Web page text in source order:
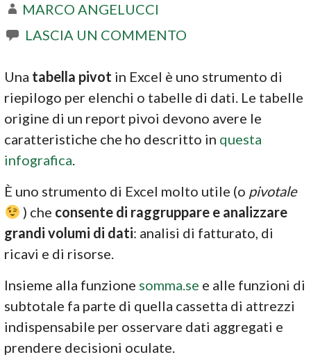
MARCO ANGELUCCI
LASCIA UN COMMENTO
Una tabella pivot in Excel è uno strumento di
riepilogo per elenchi o tabelle di dati. Le tabelle
origine di un report pivoi devono avere le
caratteristiche che ho descritto in questa
infografica.
È uno strumento di Excel molto utile (o pivotale
) che consente di raggruppare e analizzare
grandi volumi di dati: analisi di fatturato, di
ricavi e di risorse.
Insieme alla funzione somma.se e alle funzioni di
subtotale fa parte di quella cassetta di attrezzi
indispensabile per osservare dati aggregati e
prendere decisioni oculate.